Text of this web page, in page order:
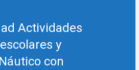
Actividades
y
con